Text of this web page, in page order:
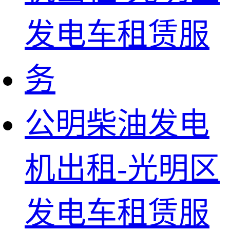
公明柴油发电
机出租-光明区
发电车租赁服